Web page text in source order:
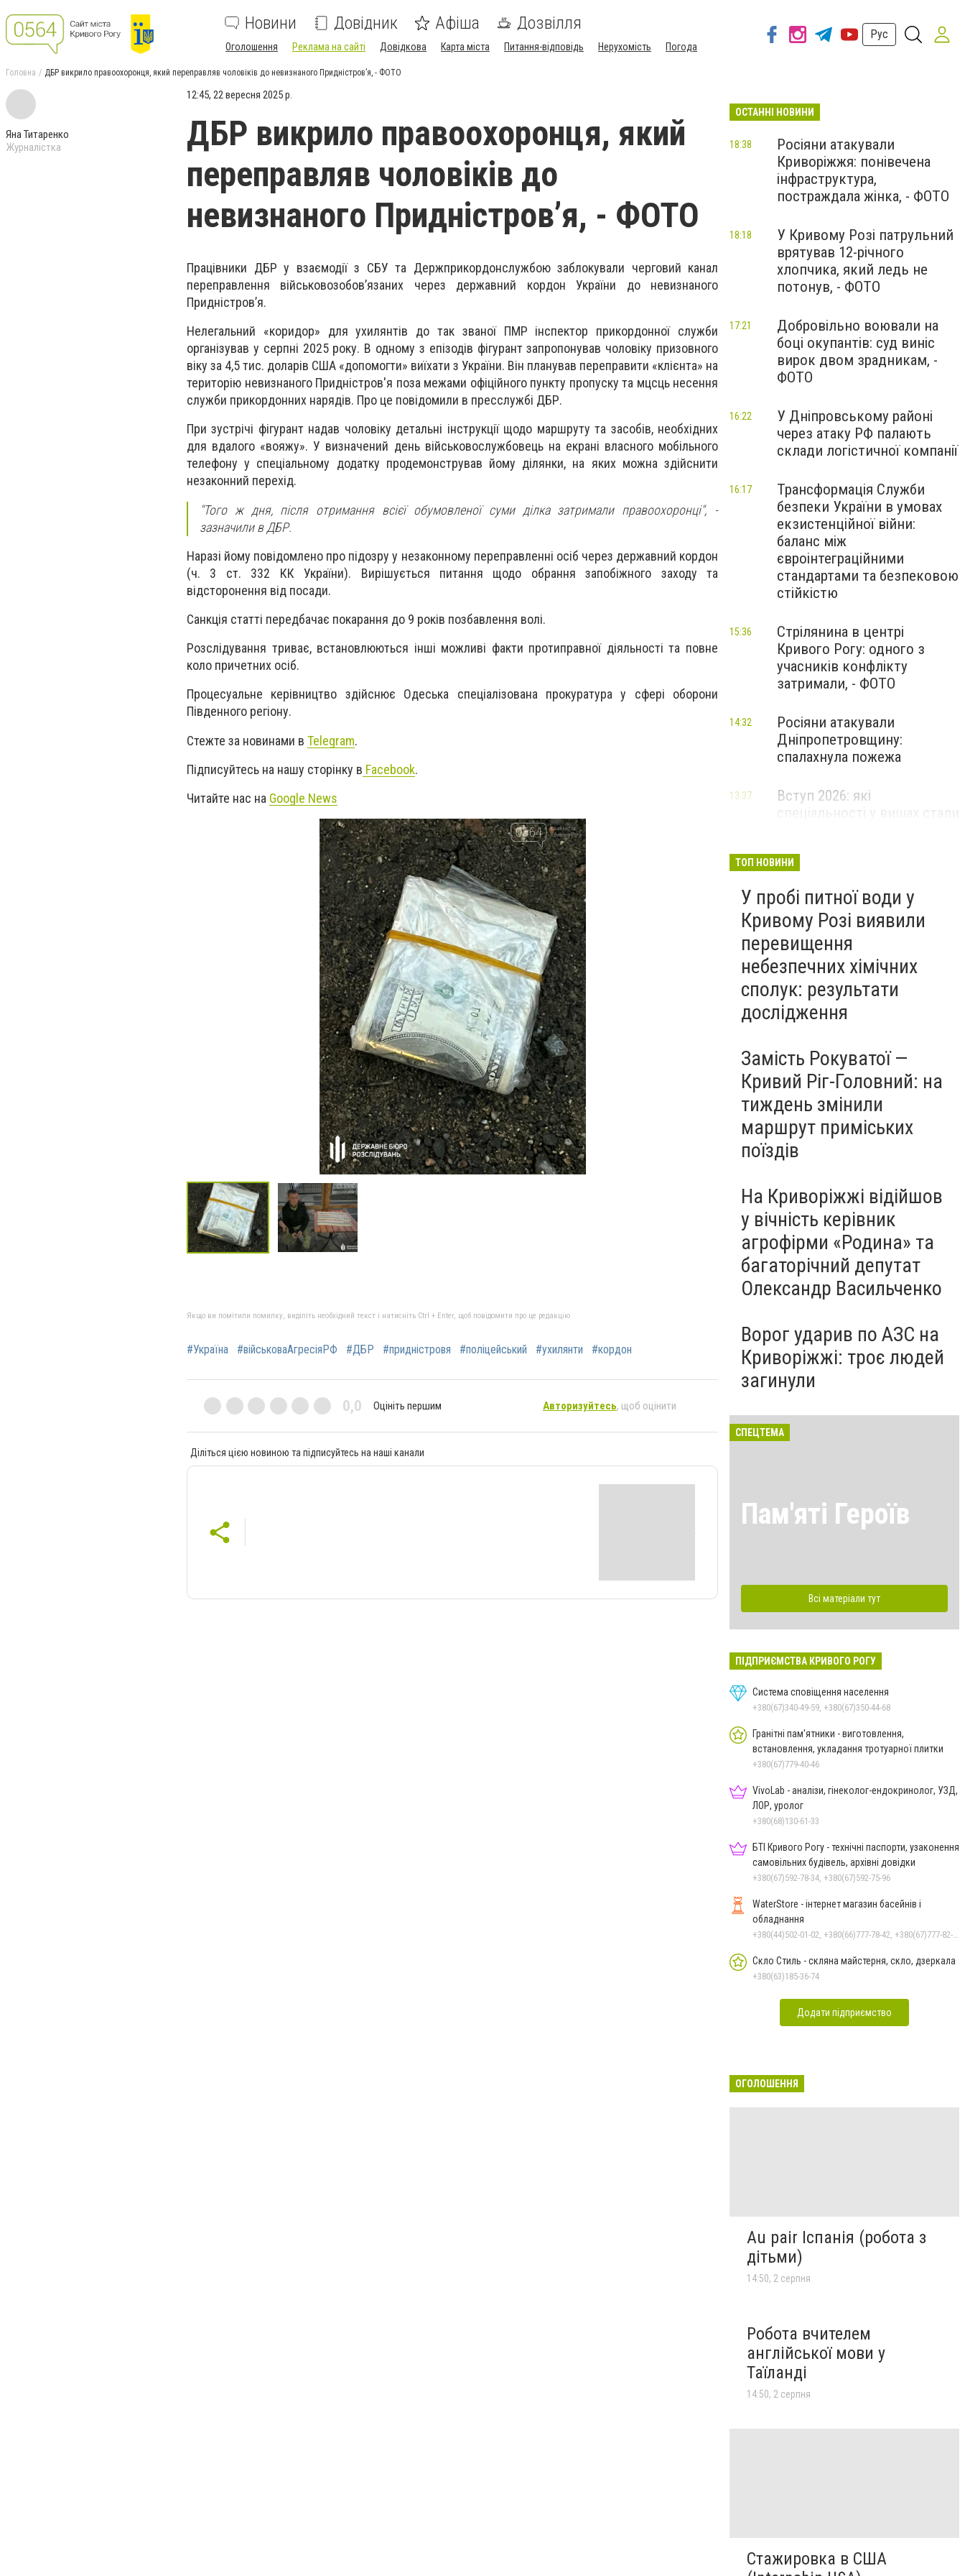
Новини Довідник Афіша Дозвілля
Оголошення Реклама на сайті Довідкова Карта міста Питання-відповідь Нерухомість Погода
Рус
Головна ДБР викрило правоохоронця, який переправляв чоловіків до невизнаного Придністров’я, - ФОТО
Яна Титаренко
Журналістка
12:45, 22 вересня 2025 р.
ДБР викрило правоохоронця, який
переправляв чоловіків до
невизнаного Придністров’я, - ФОТО
Працівники ДБР у взаємодії з СБУ та Держприкордонслужбою заблокували черговий канал
переправлення військовозобов’язаних через державний кордон України до невизнаного
Придністров’я.
Нелегальний «коридор» для ухилянтів до так званої ПМР інспектор прикордонної служби
організував у серпні 2025 року. В одному з епізодів фігурант запропонував чоловіку призовного
віку за 4,5 тис. доларів США «допомогти» виїхати з України. Він планував переправити «клієнта» на
територію невизнаного Придністров'я поза межами офіційного пункту пропуску та мцсць несення
служби прикордонних нарядів. Про це повідомили в пресслужбі ДБР.
При зустрічі фігурант надав чоловіку детальні інструкції щодо маршруту та засобів, необхідних
для вдалого «вояжу». У визначений день військовослужбовець на екрані власного мобільного
телефону у спеціальному додатку продемонстрував йому ділянки, на яких можна здійснити
незаконний перехід.
"Того ж дня, після отримання всієї обумовленої суми ділка затримали правоохоронці", -
зазначили в ДБР.
Наразі йому повідомлено про підозру у незаконному переправленні осіб через державний кордон
(ч. 3 ст. 332 КК України). Вирішується питання щодо обрання запобіжного заходу та
відсторонення від посади.
Санкція статті передбачає покарання до 9 років позбавлення волі.
Розслідування триває, встановлюються інші можливі факти протиправної діяльності та повне
коло причетних осіб.
Процесуальне керівництво здійснює Одеська спеціалізована прокуратура у сфері оборони
Південного регіону.
Стежте за новинами в Telegram.
Підписуйтесь на нашу сторінку в Facebook.
Читайте нас на Google News
Якщо ви помітили помилку, виділіть необхідний текст і натисніть Ctrl + Enter, щоб повідомити про це редакцію
#Україна #військоваАгресіяРФ #ДБР #придністровя #поліцейський #ухилянти #кордон
0,0 Оцініть першим Авторизуйтесь, щоб оцінити
Діліться цією новиною та підписуйтесь на наші канали
ОСТАННІ НОВИНИ
Росіяни атакували
Криворіжжя: понівечена
інфраструктура,
постраждала жінка, - ФОТО
18:38
У Кривому Розі патрульний
врятував 12-річного
хлопчика, який ледь не
потонув, - ФОТО
18:18
Добровільно воювали на
боці окупантів: суд виніс
вирок двом зрадникам, -
ФОТО
17:21
У Дніпровському районі
через атаку РФ палають
склади логістичної компанії
16:22
Трансформація Служби
безпеки України в умовах
екзистенційної війни:
баланс між
євроінтеграційними
стандартами та безпековою
стійкістю
16:17
Стрілянина в центрі
Кривого Рогу: одного з
учасників конфлікту
затримали, - ФОТО
15:36
Росіяни атакували
Дніпропетровщину:
спалахнула пожежа
14:32
Вступ 2026: які
13:37
ТОП НОВИНИ
У пробі питної води у
Кривому Розі виявили
перевищення
небезпечних хімічних
сполук: результати
дослідження
Замість Рокуватої —
Кривий Ріг-Головний: на
тиждень змінили
маршрут приміських
поїздів
На Криворіжжі відійшов
у вічність керівник
агрофірми «Родина» та
багаторічний депутат
Олександр Васильченко
Ворог ударив по АЗС на
Криворіжжі: троє людей
загинули
СПЕЦТЕМА
Пам'яті Героїв
Всі матеріали тут
ПІДПРИЄМСТВА КРИВОГО РОГУ
Система сповіщення населення
+380(67)340-49-59, +380(67)350-44-68
Гранітні пам'ятники - виготовлення,
встановлення, укладання тротуарної плитки
+380(67)779-40-46
VivoLab - аналізи, гінеколог-ендокринолог, УЗД,
ЛОР, уролог
+380(68)130-61-33
БТІ Кривого Рогу - технічні паспорти, узаконення
самовільних будівель, архівні довідки
+380(67)592-78-34, +380(67)592-75-96
WaterStore - інтернет магазин басейнів і
обладнання
Скло Стиль - скляна майстерня, скло, дзеркала
+380(63)185-36-74
Додати підприємство
ОГОЛОШЕННЯ
Au pair Іспанія (робота з
дітьми)
14:50, 2 серпня
Робота вчителем
англійської мови у
Таїланді
14:50, 2 серпня
Стажировка в США